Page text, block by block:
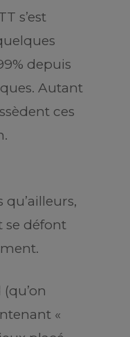
s’est
depuis
Autant
ces
se défont
«